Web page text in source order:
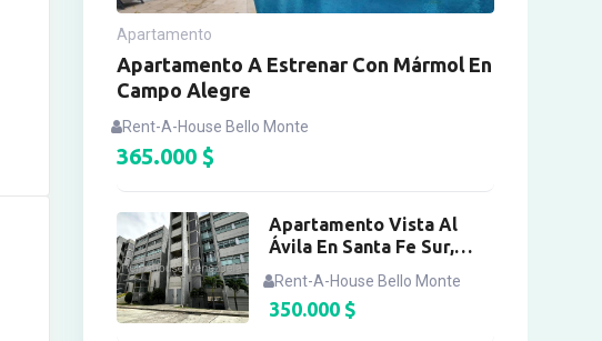
Apartamento
Apartamento A Estrenar Con Mármol En
Campo Alegre
Rent-A-House Bello Monte
365.000 $
Apartamento Vista Al
Ávila En Santa Fe Sur,
Rent-A-House Bello Monte
350.000 $